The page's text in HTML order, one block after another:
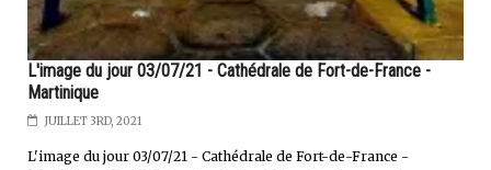
L'image du jour 03/07/21 - Cathédrale de Fort-de-France -
Martinique
JUILLET 3RD, 2021
L'image du jour 03/07/21 - Cathédrale de Fort-de-France -